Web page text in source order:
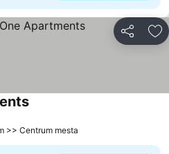
Zdieľať
>> Centrum mesta